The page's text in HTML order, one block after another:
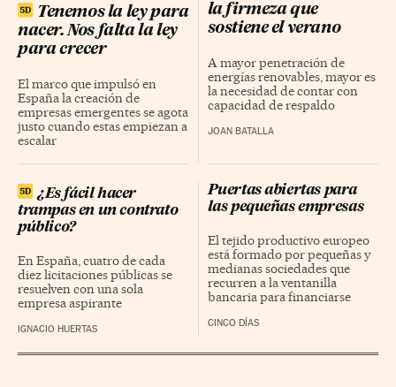
Tenemos la ley para
nacer. Nos falta la ley
para crecer
El marco que impulsó en
España la creación de
empresas emergentes se agota
justo cuando estas empiezan a
escalar
la firmeza que
sostiene el verano
JOAN BATALLA
A mayor penetración de
energías renovables, mayor es
la necesidad de contar con
capacidad de respaldo
¿Es fácil hacer
trampas en un contrato
público?
IGNACIO HUERTAS
En España, cuatro de cada
diez licitaciones públicas se
resuelven con una sola
empresa aspirante
Puertas abiertas para
las pequeñas empresas
CINCO DÍAS
El tejido productivo europeo
está formado por pequeñas y
medianas sociedades que
recurren a la ventanilla
bancaria para financiarse